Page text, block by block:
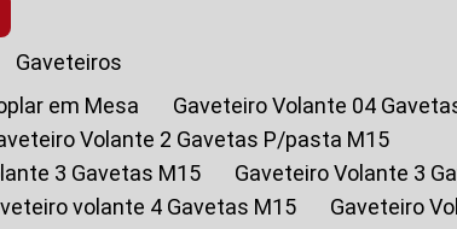
Gaveteiros
em Mesa
Gaveteiro Volante 04
Volante 2 Gavetas P/pasta M15
3 Gavetas M15
Gaveteiro Volante 3
volante 4 Gavetas M15
Gaveteiro